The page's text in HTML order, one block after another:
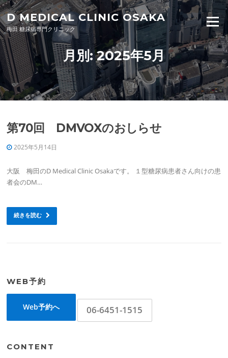
Skip to content
D MEDICAL CLINIC OSAKA
梅田 糖尿病専門クリニック
Menu
月別: 2025年5月
第70回 DMVOXのおしらせ
2025年5月14日
大阪 梅田のD Medical Clinic Osakaです。 １型糖尿病患者さん向けの患
者会のDM…
続きを読む
WEB予約
Web予約へ 06-6451-1515
CONTENT